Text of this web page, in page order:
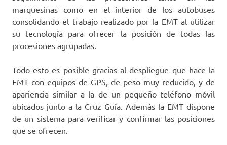
marquesinas como en el interior de los autobuses
consolidando el trabajo realizado por la EMT al utilizar
su tecnología para ofrecer la posición de todas las
procesiones agrupadas.
Todo esto es posible gracias al despliegue que hace la
EMT con equipos de GPS, de peso muy reducido, y de
apariencia similar a la de un pequeño teléfono móvil
ubicados junto a la Cruz Guía. Además la EMT dispone
de un sistema para verificar y confirmar las posiciones
que se ofrecen.